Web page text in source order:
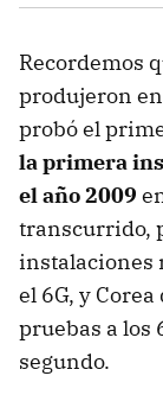
Recordemos
produjeron
probó el
la primera
el año 2009
transcurrido,
instalaciones
el 6G, y
pruebas a los
segundo.